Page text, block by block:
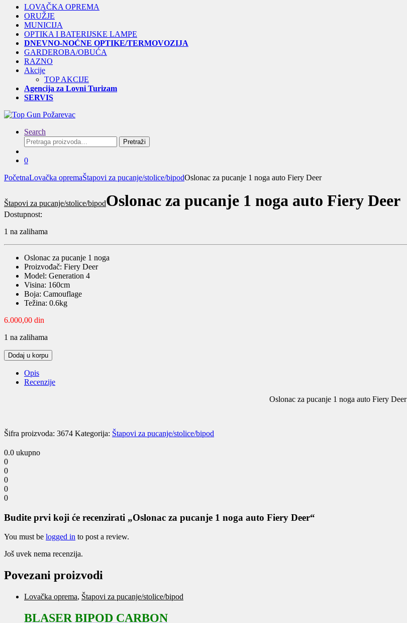
LOVAČKA OPREMA
ORUŽJE
MUNICIJA
OPTIKA I BATERIJSKE LAMPE
DNEVNO-NOĆNE OPTIKE/TERMOVOZIJA
GARDEROBA/OBUĆA
RAZNO
Akcije
TOP AKCIJE
Agencija za Lovni Turizam
SERVIS
Search
Pretraga
za:
Pretraži
0
PočetnaLovačka opremaŠtapovi za pucanje/stolice/bipodOslonac za pucanje 1 noga auto Fiery Deer
Štapovi za pucanje/stolice/bipodOslonac za pucanje 1 noga auto Fiery Deer
Dostupnost:
1 na zalihama
Oslonac za pucanje 1 noga
Proizvođač: Fiery Deer
Model: Generation 4
Visina: 160cm
Boja: Camouflage
Težina: 0.6kg
6.000,00 din
1 na zalihama
Oslonac
za
pucanje
Dodaj u korpu
Opis
Recenzije
Oslonac za pucanje 1 noga auto Fiery Deer
Šifra proizvoda: 3674 Kategorija: Štapovi za pucanje/stolice/bipod
0.0 ukupno
0
0
0
0
0
Budite prvi koji će recenzirati „Oslonac za pucanje 1 noga auto Fiery Deer“
You must be logged in to post a review.
Još uvek nema recenzija.
Povezani proizvodi
Lovačka oprema, Štapovi za pucanje/stolice/bipod
BLASER BIPOD CARBON